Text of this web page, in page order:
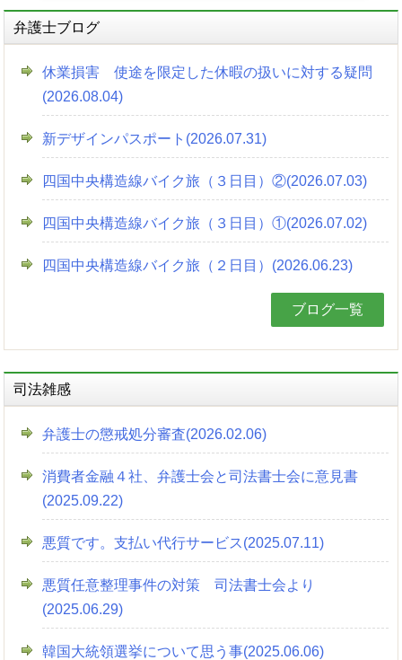
弁護士ブログ
休業損害 使途を限定した休暇の扱いに対する疑問
(2026.08.04)
新デザインパスポート(2026.07.31)
四国中央構造線バイク旅（３日目）②(2026.07.03)
四国中央構造線バイク旅（３日目）①(2026.07.02)
四国中央構造線バイク旅（２日目）(2026.06.23)
ブログ一覧
司法雑感
弁護士の懲戒処分審査(2026.02.06)
消費者金融４社、弁護士会と司法書士会に意見書
(2025.09.22)
悪質です。支払い代行サービス(2025.07.11)
悪質任意整理事件の対策 司法書士会より
(2025.06.29)
韓国大統領選挙について思う事(2025.06.06)